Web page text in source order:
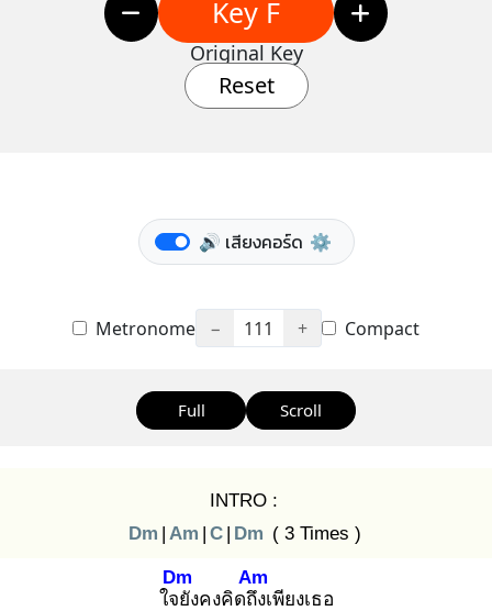
Key F
Original Key
Reset
🔊 เสียงคอร์ด ⚙️
Metronome − 111 + Compact
Full Scroll
INTRO :
Dm | Am | C | Dm ( 3 Times )
ใจยั
Dm
งคงคิดถึง
Am
เพียงเธอ